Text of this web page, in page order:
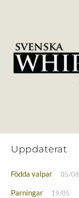
Uppdaterat
Födda valpar 05/08
Parningar 19/05